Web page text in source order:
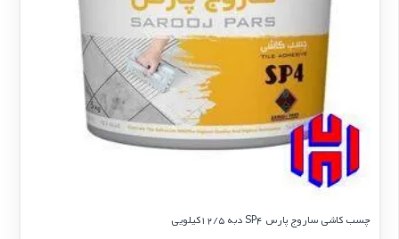
چسب کاشی ساروج پارس SP4 دبه 12/5کیلویی